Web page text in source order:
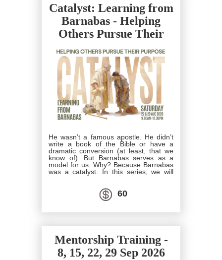
Catalyst: Learning from
Barnabas - Helping
Others Pursue Their
Purpose (22 & 29
August 2026)
He wasn’t a famous apostle. He didn’t
write a book of the Bible or have a
dramatic conversion (at least, that we
know of). But Barnabas serves as a
model for us. Why? Because Barnabas
was a catalyst. In this series, we will
and actions, whether he was focusing
on one person at a time or a group of
this servant of God: Pursuing Purpose,
Developing Potential. Barnabas’ steady
faithfulness in using his gifts for God’s
kingdom was vital in the lives of
believers throughout history. In
Catalyst, we will learn that like
60
Mentorship Training -
8, 15, 22, 29 Sep 2026